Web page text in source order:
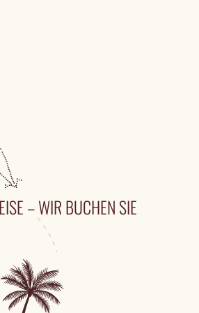
– WIR BUCHEN SIE